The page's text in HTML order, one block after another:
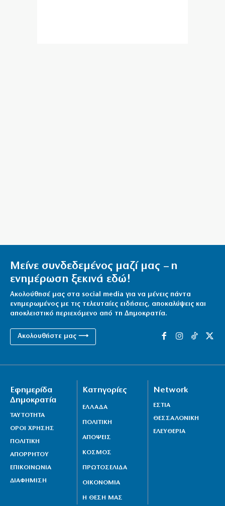
Γιώργος Σηφάκης: Η πρόκριση είναι ανοιχτή, αλλά η
εικόνα του είναι… θαμπή
6|08|2026 | 9:02
Επίδομα παιδιού 150 ευρώ: Πότε είναι η επόμενη
πληρωμή
6|08|2026 | 8:43
Κυψέλη: Απολογείται σήμερα ο 26χρονος – Το τρίτο
«Κωνσταντίνος Καβάφης. Ο άνθρωπος κι ο ποιητής»
των Jusdanis-Jeffreys
6|08|2026 | 8:17
Μείνε συνδεδεμένος μαζί μας – η
ενημέρωση ξεκινά εδώ!
Ακολούθησέ μας στα social media για να μένεις πάντα
ενημερωμένος με τις τελευταίες ειδήσεις, αποκαλύψεις και
αποκλειστικό περιεχόμενο από τη Δημοκρατία.
Ακολουθήστε μας ⟶
Εφημερίδα
Δημοκρατία
ΤΑΥΤΟΤΗΤΑ
ΟΡΟΙ ΧΡΗΣΗΣ
ΠΟΛΙΤΙΚΗ
ΑΠΟΡΡΗΤΟΥ
ΕΠΙΚΟΙΝΩΝΙΑ
ΔΙΑΦΗΜΙΣΗ
Κατηγορίες
ΕΛΛΑΔΑ
ΠΟΛΙΤΙΚΗ
ΑΠΟΨΕΙΣ
ΚΟΣΜΟΣ
ΠΡΩΤΟΣΕΛΙΔΑ
ΟΙΚΟΝΟΜΙΑ
Η ΘΕΣΗ ΜΑΣ
Network
ΕΣΤΙΑ
ΘΕΣΣΑΛΟΝΙΚΗ
ΕΛΕΥΘΕΡΙΑ